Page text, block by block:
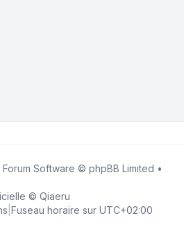
Software © phpBB Limited •
© Qiaeru
Fuseau horaire sur UTC+02:00